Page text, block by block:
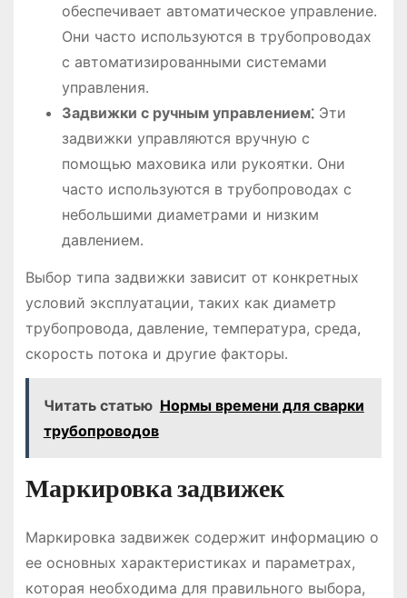
обеспечивает автоматическое управление․
Они часто используются в трубопроводах
с автоматизированными системами
управления․
Задвижки с ручным управлением⁚Эти
задвижки управляются вручную с
помощью маховика или рукоятки․ Они
часто используются в трубопроводах с
небольшими диаметрами и низким
давлением․
Выбор типа задвижки зависит от конкретных
условий эксплуатации, таких как диаметр
трубопровода, давление, температура, среда,
скорость потока и другие факторы․
Читать статью Нормы времени для сварки
трубопроводов
Маркировка задвижек
Маркировка задвижек содержит информацию о
ее основных характеристиках и параметрах,
которая необходима для правильного выбора,